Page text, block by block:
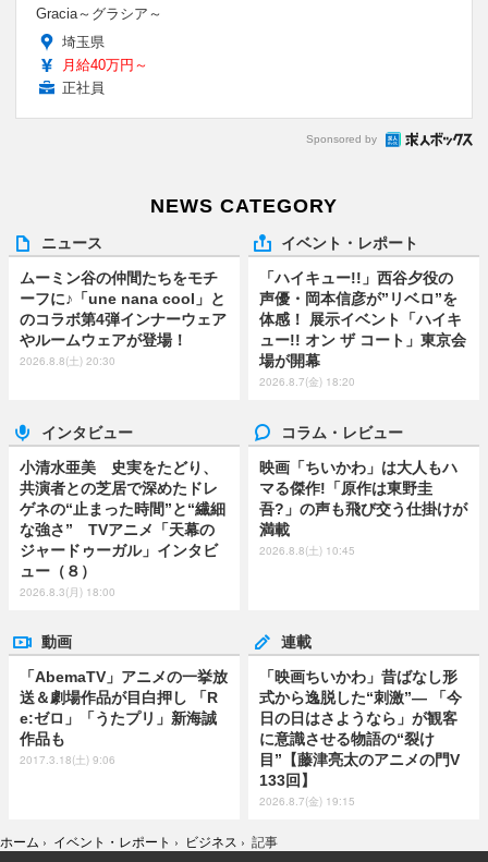
Gracia～グラシア～
埼玉県
月給40万円～
正社員
Sponsored by
NEWS CATEGORY
ニュース
ムーミン谷の仲間たちをモチ
ーフに♪「une nana cool」と
のコラボ第4弾インナーウェア
やルームウェアが登場！
2026.8.8(土) 20:30
イベント・レポート
「ハイキュー!!」西谷夕役の
声優・岡本信彦が”リベロ”を
体感！ 展示イベント「ハイキ
ュー!! オン ザ コート」東京会
場が開幕
2026.8.7(金) 18:20
インタビュー
小清水亜美 史実をたどり、
共演者との芝居で深めたドレ
ゲネの“止まった時間”と“繊細
な強さ” TVアニメ「天幕の
ジャードゥーガル」インタビ
ュー（８）
2026.8.3(月) 18:00
コラム・レビュー
映画「ちいかわ」は大人もハ
マる傑作!「原作は東野圭
吾?」の声も飛び交う仕掛けが
満載
2026.8.8(土) 10:45
動画
「AbemaTV」アニメの一挙放
送＆劇場作品が目白押し 「R
e:ゼロ」「うたプリ」新海誠
作品も
2017.3.18(土) 9:06
連載
「映画ちいかわ」昔ばなし形
式から逸脱した“刺激”― 「今
日の日はさようなら」が観客
に意識させる物語の“裂け
目”【藤津亮太のアニメの門V
133回】
2026.8.7(金) 19:15
ホーム › イベント・レポート › ビジネス › 記事